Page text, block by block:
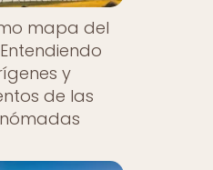
mapa del
y
de las